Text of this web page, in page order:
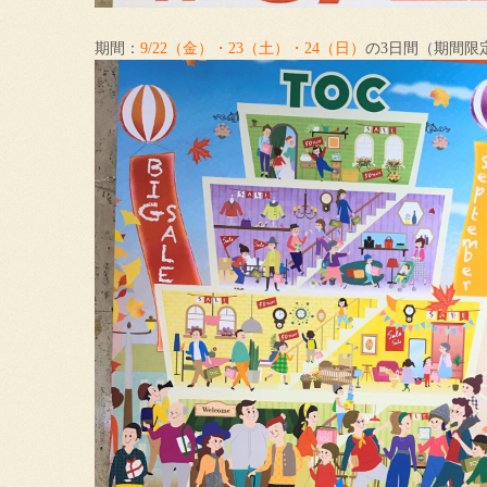
期間： 9/22（金）・23（土）・24（日） の3日間（期間限